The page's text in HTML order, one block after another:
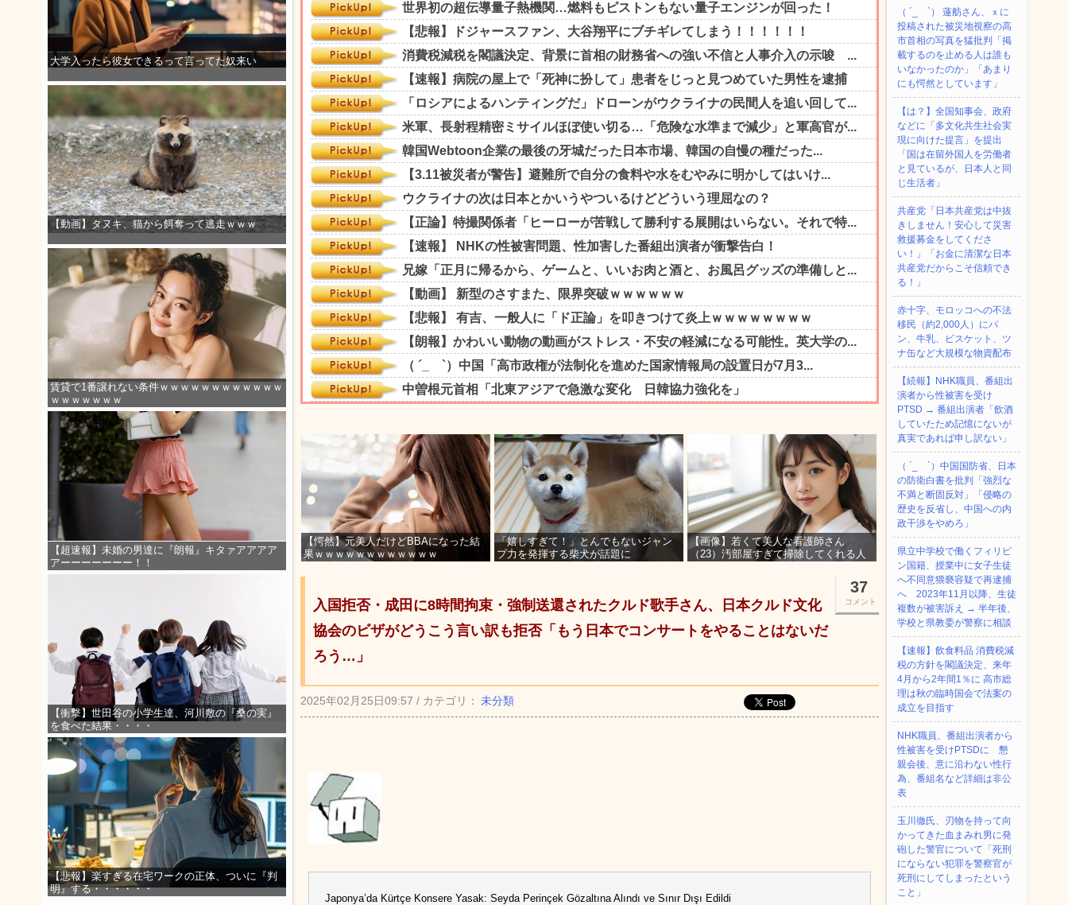
大学入ったら彼女できるって言ってた奴来い
【動画】タヌキ、猫から餌奪って逃走ｗｗｗ
賃貸で1番譲れない条件ｗｗｗｗｗｗｗｗｗｗｗｗ
ｗｗｗｗｗｗｗ
【超速報】未婚の男達に『朗報』キタァアアアア
アーーーーーーー！！
【衝撃】世田谷の小学生達、河川敷の『桑の実』
を食べた結果・・・・
【悲報】楽すぎる在宅ワークの正体、ついに『判
明』する・・・・・・
【愕然】元美人だけどBBAになった結
果ｗｗｗｗｗｗｗｗｗｗｗｗ
「嬉しすぎて！」とんでもないジャン
プ力を発揮する柴犬が話題に
【画像】若くて美人な看護師さん
（23）汚部屋すぎて掃除してくれる人
37
コメント
入国拒否・成田に8時間拘束・強制送還されたクルド歌手さん、日本クルド文化
協会のビザがどうこう言い訳も拒否「もう日本でコンサートをやることはないだ
ろう…」
2025年02月25日09:57 / カテゴリ： 未分類
Japonya’da Kürtçe Konsere Yasak: Seyda Perinçek Gözaltına Alındı ve Sınır Dışı Edildi
（ ´_ゝ`） 蓮舫さん、ｘに
投稿された被災地視察の高
市首相の写真を猛批判「掲
載するのを止める人は誰も
いなかったのか」「あまり
にも愕然としています」
【は？】全国知事会、政府
などに「多文化共生社会実
現に向けた提言」を提出
「国は在留外国人を労働者
と見ているが、日本人と同
じ生活者」
共産党「日本共産党は中抜
きしません！安心して災害
救援募金をしてくださ
い！」「お金に清潔な日本
共産党だからこそ信頼でき
る！」
赤十字、モロッコへの不法
移民（約2,000人）にパ
ン、牛乳、ビスケット、ツ
ナ缶など大規模な物資配布
【続報】NHK職員、番組出
演者から性被害を受け
PTSD → 番組出演者「飲酒
していたため記憶にないが
真実であれば申し訳ない」
（ ´_ゝ`）中国国防省、日本
の防衛白書を批判「強烈な
不満と断固反対」「侵略の
歴史を反省し、中国への内
政干渉をやめろ」
県立中学校で働くフィリピ
ン国籍、授業中に女子生徒
へ不同意猥褻容疑で再逮捕
へ 2023年11月以降、生徒
複数が被害訴え → 半年後、
学校と県教委が警察に相談
【速報】飲食料品 消費税減
税の方針を閣議決定、来年
4月から2年間1％に 高市総
理は秋の臨時国会で法案の
成立を目指す
NHK職員、番組出演者から
性被害を受けPTSDに 懇
親会後、意に沿わない性行
為、番組名など詳細は非公
表
玉川徹氏、刃物を持って向
かってきた血まみれ男に発
砲した警官について「死刑
にならない犯罪を警察官が
死刑にしてしまったという
こと」